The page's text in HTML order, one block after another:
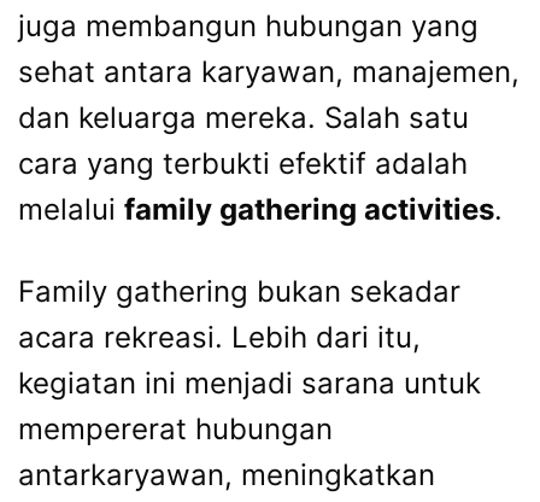
juga membangun hubungan yang
sehat antara karyawan, manajemen,
dan keluarga mereka. Salah satu
cara yang terbukti efektif adalah
melalui family gathering activities.
Family gathering bukan sekadar
acara rekreasi. Lebih dari itu,
kegiatan ini menjadi sarana untuk
mempererat hubungan
antarkaryawan, meningkatkan